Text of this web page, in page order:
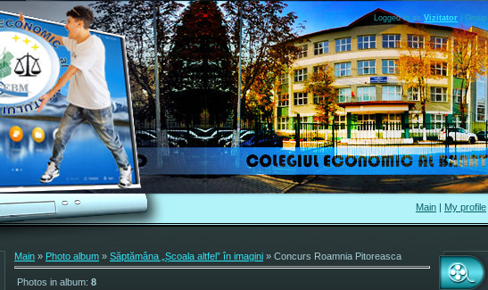
Logged in as Vizitator Group
Main | My profile
Main » Photo album » Săptămâna „Școala altfel” în imagini » Concurs Roamnia Pitoreasca
Photos in album: 8